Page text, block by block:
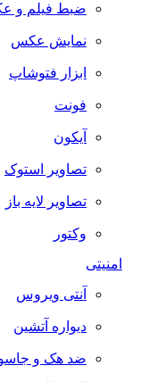
ضبط فيلم و
نمایش عکس
ابزار فتوشاپ
فونت
آیکون
تصاویر استوک
تصاویر لایه باز
وکتور
امنیتی
آنتی ویروس
دیواره آتشین
ضد هک و